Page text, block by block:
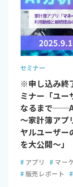
セミナー
※申し込み終
ミナー「ユー
なるまで
～家計簿アプ
ヤルユーザー
を大公開～」
# アプリ # マー
# 販売レポート #